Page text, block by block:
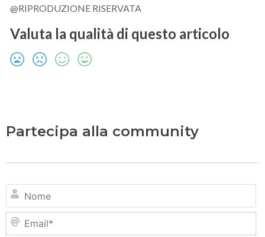
@RIPRODUZIONE RISERVATA
Valuta la qualità di questo articolo
Partecipa alla community